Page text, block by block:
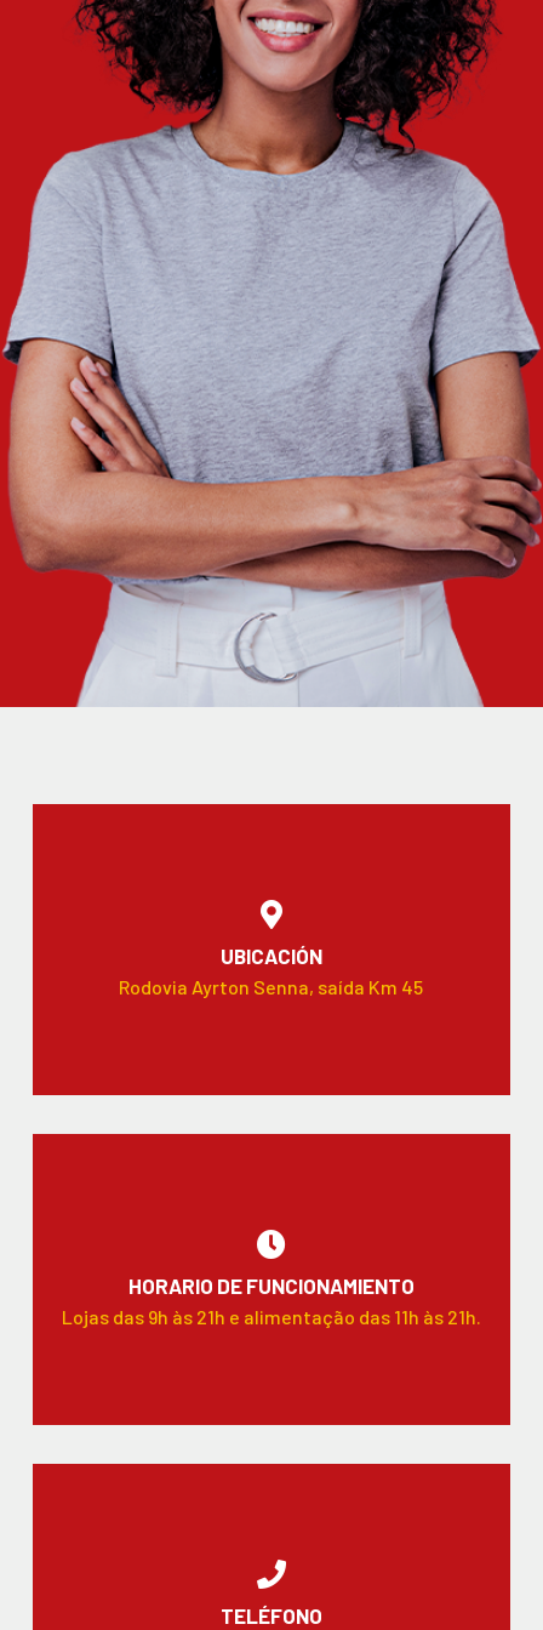
UBICACIÓN
Rodovia Ayrton Senna, saída Km 45
HORARIO DE FUNCIONAMIENTO
Lojas das 9h às 21h e alimentação das 11h às 21h.
TELÉFONO